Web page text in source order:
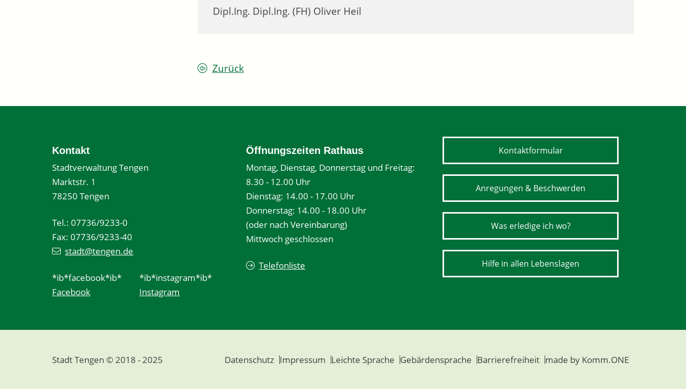
Dipl.Ing. Dipl.Ing. (FH) Oliver Heil
Zurück
Kontakt
Stadtverwaltung Tengen
Marktstr. 1
78250 Tengen
Tel.: 07736/9233-0
Fax: 07736/9233-40
stadt@tengen.de
*ib*facebook*ib*
Facebook
*ib*instagram*ib*
Instagram
Öffnungszeiten Rathaus
Montag, Dienstag, Donnerstag und Freitag:
8.30 - 12.00 Uhr
Dienstag: 14.00 - 17.00 Uhr
Donnerstag: 14.00 - 18.00 Uhr
(oder nach Vereinbarung)
Mittwoch geschlossen
Telefonliste
Kontaktformular
Anregungen & Beschwerden
Was erledige ich wo?
Hilfe in allen Lebenslagen
Stadt Tengen © 2018 - 2025 Datenschutz Impressum Leichte Sprache Gebärdensprache Barrierefreiheit made by Komm.ONE